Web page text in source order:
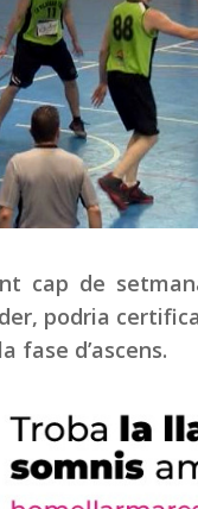
cap de
podria
fase d’ascens.